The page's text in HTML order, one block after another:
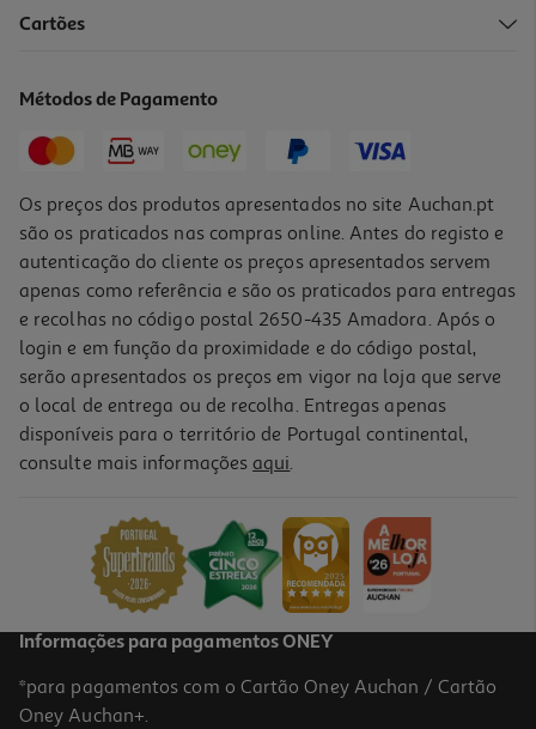
-15%
Candeeiro Fortnite Chest
Price reduced from
22,99 €
Cartões
Métodos de Pagamento
Os preços dos produtos apresentados no site Auchan.pt
são os praticados nas compras online. Antes do registo e
autenticação do cliente os preços apresentados servem
apenas como referência e são os praticados para entregas
e recolhas no código postal 2650-435 Amadora. Após o
login e em função da proximidade e do código postal,
serão apresentados os preços em vigor na loja que serve
o local de entrega ou de recolha. Entregas apenas
disponíveis para o território de Portugal continental,
consulte mais informações aqui.
Informações para pagamentos ONEY
*para pagamentos com o Cartão Oney Auchan / Cartão
Oney Auchan+.